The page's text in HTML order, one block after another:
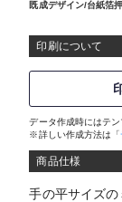
既成デザイン/台紙箔
印刷について
データ作成時にはテ
※詳しい作成方法は「
商品仕様
手の平サイズの